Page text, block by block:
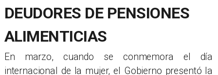
DEUDORES DE PENSIONES
ALIMENTICIAS
​En marzo, cuando se conmemora el día
internacional de la mujer, el Gobierno presentó la